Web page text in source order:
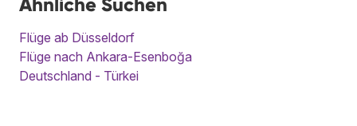
Flüge ab Düsseldorf
Flüge nach Ankara-Esenboğa
Deutschland - Türkei